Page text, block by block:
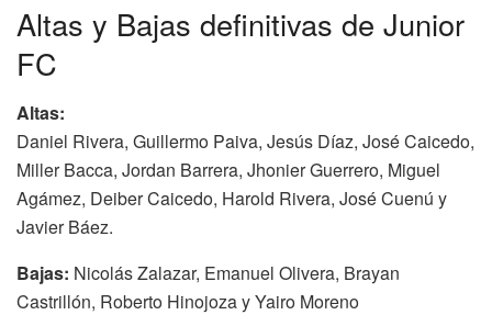
Altas y Bajas definitivas de Junior
FC
Altas:
Daniel Rivera, Guillermo Paiva, Jesús Díaz, José Caicedo,
Miller Bacca, Jordan Barrera, Jhonier Guerrero, Miguel
Agámez, Deiber Caicedo, Harold Rivera, José Cuenú y
Javier Báez.
Bajas: Nicolás Zalazar, Emanuel Olivera, Brayan
Castrillón, Roberto Hinojoza y Yairo Moreno